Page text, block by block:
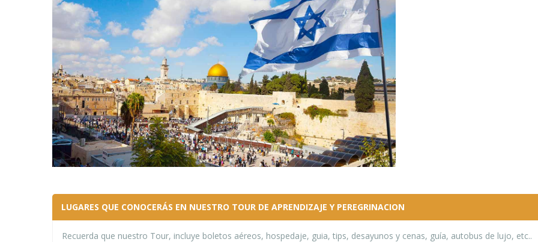
LUGARES QUE CONOCERÁS EN NUESTRO TOUR DE APRENDIZAJE Y PEREGRINACION
Recuerda que nuestro Tour, incluye boletos aéreos, hospedaje, guia, tips, desayunos y cenas, guía, autobus de lujo, etc..